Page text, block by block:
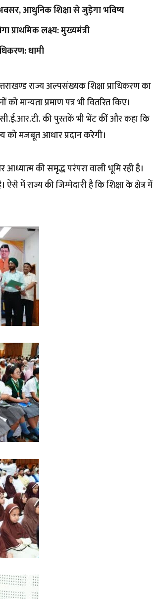
आधुनिक शिक्षा से जुड़ेगा भविष्य
प्राथमिक लक्ष्य: मुख्यमंत्री
धामी
राज्य अल्पसंख्यक शिक्षा प्राधिकरण का
मान्यता प्रमाण पत्र भी वितरित किए।
की पुस्तकें भी भेंट कीं और कहा कि
को मजबूत आधार प्रदान करेगी।
की समृद्ध परंपरा वाली भूमि रही है।
में राज्य की जिम्मेदारी है कि शिक्षा के क्षेत्र में